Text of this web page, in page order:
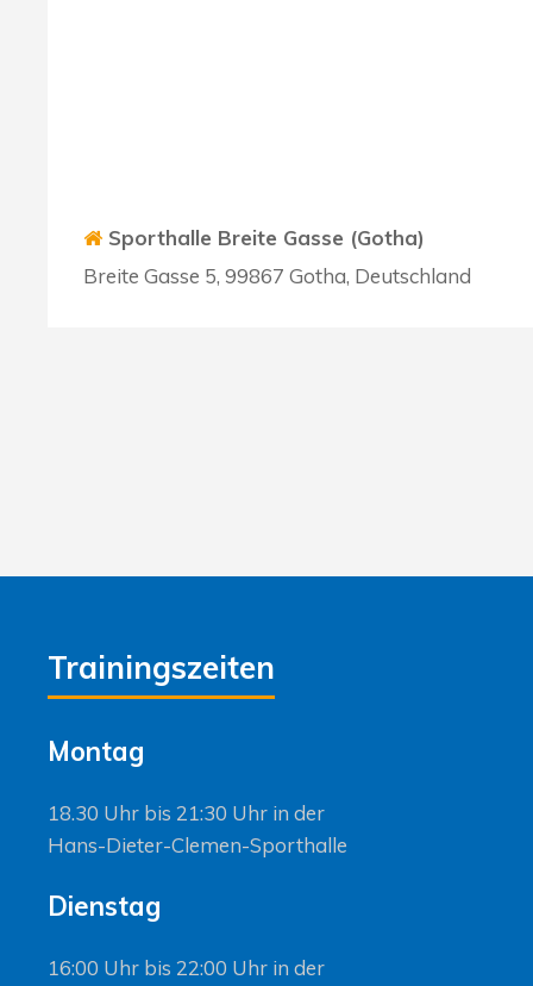
Sporthalle Breite Gasse (Gotha)
Breite Gasse 5, 99867 Gotha, Deutschland
Trainingszeiten
Montag
18.30 Uhr bis 21:30 Uhr in der
Hans-Dieter-Clemen-Sporthalle
Dienstag
16:00 Uhr bis 22:00 Uhr in der